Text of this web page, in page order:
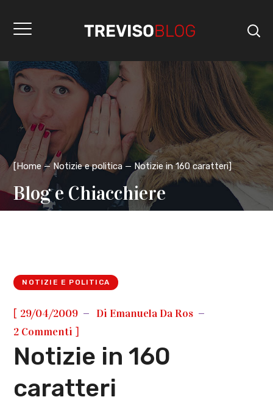
[Home Notizie e politica Notizie in 160 caratteri]
Blog e Chiacchiere
NOTIZIE E POLITICA
[ 29/04/2009 DiEmanuela Da Ros
2 Commenti ]
Notizie in 160
caratteri